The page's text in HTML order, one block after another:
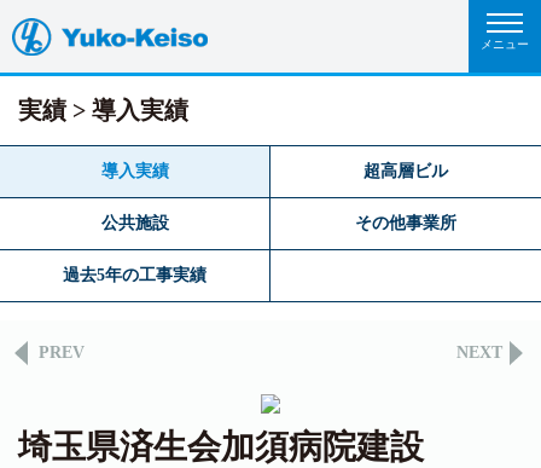
実績 導入実績
導入実績 超高層ビル
公共施設 その他事業所
過去5年の工事実績
PREV NEXT
埼玉県済生会加須病院建設